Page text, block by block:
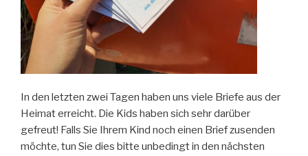
In den letzten zwei Tagen haben uns viele Briefe aus der
Heimat erreicht. Die Kids haben sich sehr darüber
gefreut! Falls Sie Ihrem Kind noch einen Brief zusenden
möchte, tun Sie dies bitte unbedingt in den nächsten